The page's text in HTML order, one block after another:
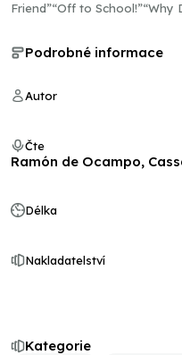
Friend”“Off to School!”“Why
Kategorie
Podrobné informace
Autor
Čte
Ramón de Ocampo,
Délka
Nakladatelství